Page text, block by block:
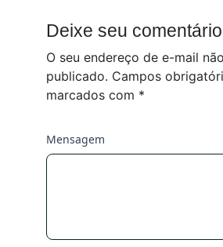
Deixe seu comentário
O seu endereço de e-mail
publicado. Campos
marcados com *
Mensagem